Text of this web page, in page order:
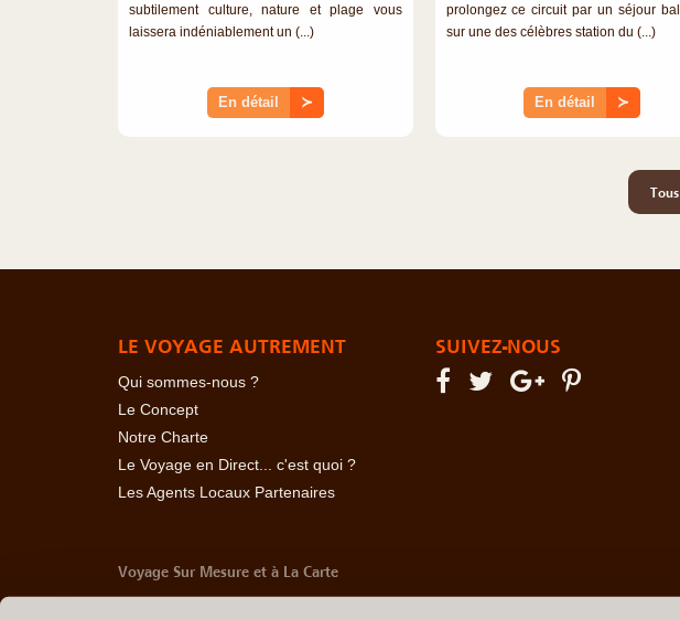
subtilement culture, nature et plage vous
laissera indéniablement un (...)
En détail ≻
prolongez ce circuit par un séjour
sur une des célèbres station du (...)
En détail ≻
LE VOYAGE AUTREMENT
Qui sommes-nous ?
Le Concept
Notre Charte
Le Voyage en Direct... c'est quoi ?
Les Agents Locaux Partenaires
SUIVEZ-NOUS
Voyage Sur Mesure et à La Carte